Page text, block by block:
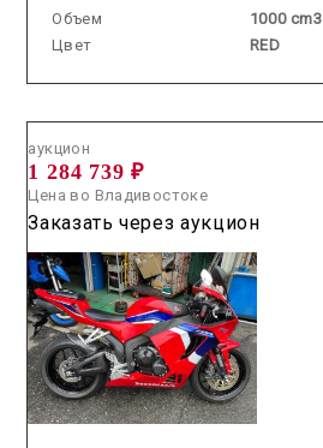
Объем
1000 cm3
Цвет
RED
аукцион
1 284 739 ₽
Цена во Владивостоке
Заказать через аукцион